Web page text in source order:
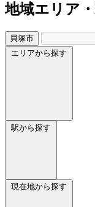
地域エリア
貝塚市
エリアから探す
駅から探す
現在地から探す